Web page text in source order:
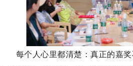
每个人心里都清楚：真正的嘉